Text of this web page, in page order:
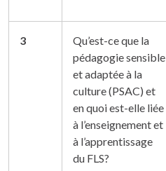
3
Qu’est-ce que la
pédagogie sensible
et adaptée à la
culture (PSAC) et
en quoi est-elle liée
à l’enseignement et
à l’apprentissage
du FLS?